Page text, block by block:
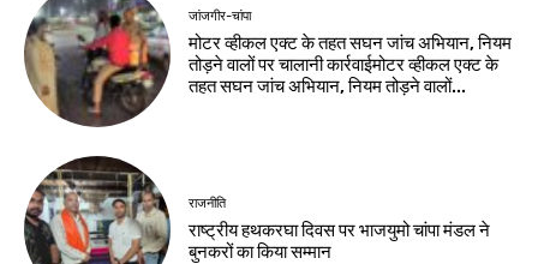
जांजगीर-चांपा
मोटर व्हीकल एक्ट के तहत सघन जांच अभियान, नियम
तोड़ने वालों पर चालानी कार्रवाईमोटर व्हीकल एक्ट के
तहत सघन जांच अभियान, नियम तोड़ने वालों...
राजनीति
राष्ट्रीय हथकरघा दिवस पर भाजयुमो चांपा मंडल ने
बुनकरों का किया सम्मान